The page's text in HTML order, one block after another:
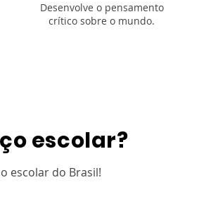
Desenvolve o pensamento
crítico sobre o mundo.
escolar?
escolar do Brasil!